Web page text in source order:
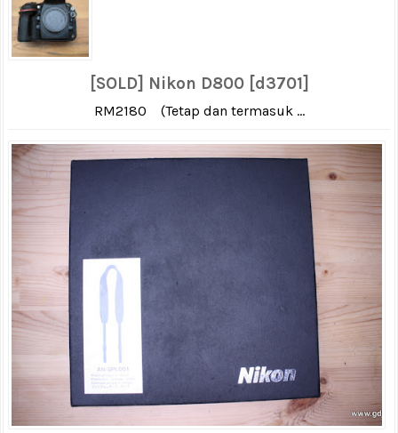
[SOLD] Nikon D800 [d3701]
RM2180 (Tetap dan termasuk ...